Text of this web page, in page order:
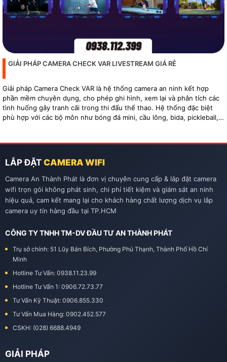
GIẢI PHÁP CAMERA CHECK VAR LIVESTREAM GIÁ RẺ
Giải pháp Camera Check VAR là hệ thống camera an ninh kết hợp
phần mềm chuyên dụng, cho phép ghi hình, xem lại và phân tích các
tình huống gây tranh cãi trong thi đấu thể thao. Hệ thống đặc biệt
phù hợp với các bộ môn như bóng đá mini, cầu lông, bida, pickleball,
LẮP ĐẶT CAMERA WIFI
Camera An Thành Phát là đơn vị chuyên cung cấp & lắp đặt camera
wifi trọn gói không phát sinh, chi phí tiết kiệm và giám sát an ninh
hiệu quả, cam kết mang lại cho khách hàng chất lượng dịch vụ lắp
camera uy tín hàng đầu tại TP.HCM
CÔNG TY TNHH TM-DV ĐẦU TƯ AN THÀNH PHÁT
Trụ sở chính: 51 Lũy Bán Bích, Phường Phú Thạnh, Thành Phố Hồ Chí
Minh
Hotline Tư Vấn: 0938.11.23.99
Hotline Tư Vấn 1: 0906.72.73.77
Tư Vấn Kỹ Thuật: 0906.855.330
Tư Vấn Mua Hàng: 0902.452.577
CSKH: (028) 6688.4949
GIẢI PHÁP